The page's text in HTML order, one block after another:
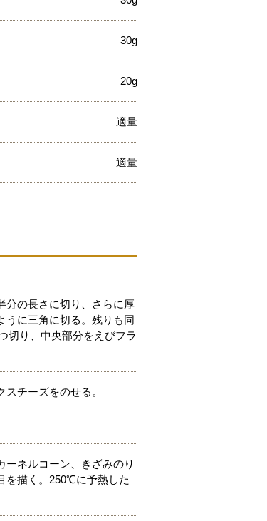
30g
20g
適量
適量
分の長さに切り、さらに厚
うに三角に切る。残りも同
切り、中央部分をえびフラ
チーズをのせる。
ネルコーン、きざみのり
を描く。250℃に予熱した